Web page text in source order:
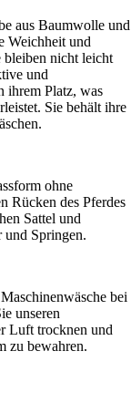
aus Baumwolle und
Weichheit und
bleiben nicht leicht
und
ihrem Platz, was
Sie behält ihre
ohne
Rücken des Pferdes
Sattel und
und Springen.
bei
unseren
Luft trocknen und
zu bewahren.